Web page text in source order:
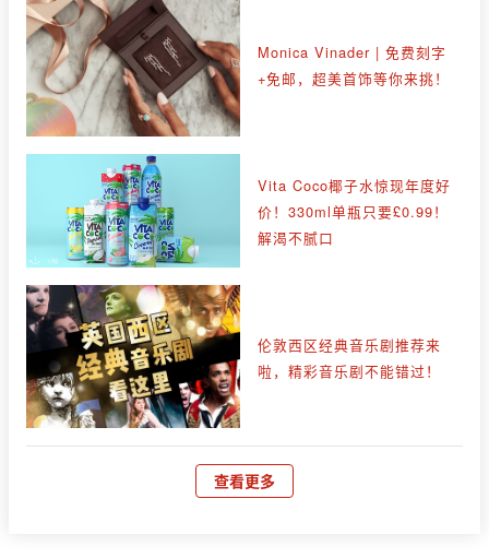
Monica Vinader | 免费刻字
+免邮，超美首饰等你来挑！
Vita Coco椰子水惊现年度好
价！330ml单瓶只要£0.99！
解渴不腻口
伦敦西区经典音乐剧推荐来
啦，精彩音乐剧不能错过！
查看更多